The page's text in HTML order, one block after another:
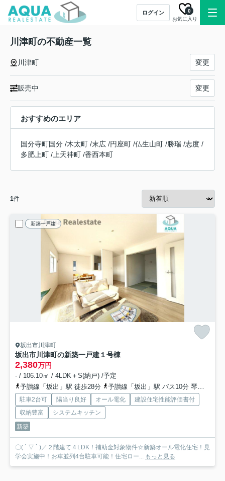
ログイン
お気に入り
0
川津町の不動産一覧
川津町 変更
販売中 変更
おすすめのエリア
国分寺町国分 /木太町 /末広 /円座町 /仏生山町 /勝瑞 /志度 /
多肥上町 / 上天神町 /香西本町
1件
新築一戸建
坂出市川津町
坂出市川津町の新築一戸建１号棟
2,380万円
- / 106.10㎡ / 4LDK＋S(納戸) /予定
予讃線「坂出」駅 徒歩28分
予讃線「坂出」駅 バス10分 琴参バス「山正電化前」 停歩3分
駐車2台可 陽当り良好 オール電化
建設住宅性能評価書付
収納豊富
システムキッチン
新築
〇( ´ ▽ ` )／２階建て４LDK！補助金対象物件☆新築オール電化住宅！見
学会実施中！お車並列4台駐車可能！住宅ロー... もっと見る